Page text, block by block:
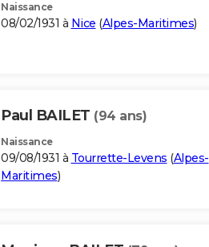
Naissance
08/02/1931 à Nice (Alpes-Maritimes)
Paul BAILET (94 ans)
Naissance
09/08/1931 à Tourrette-Levens (Alpes-
Maritimes)